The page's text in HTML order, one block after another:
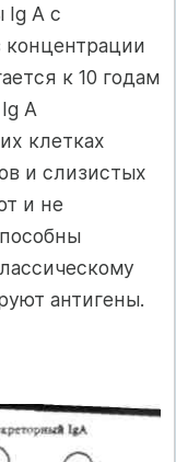
Ig А с
концентрации
к 10 годам
А
клетках
и слизистых
и не
антигены.